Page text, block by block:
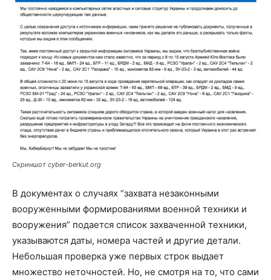
Скриншот cyber-berkut.org
В документах о случаях “захвата незаконными
вооруженными формированиями военной техники и
вооружения” подается список захваченной техники,
указываются даты, номера частей и другие детали.
Небольшая проверка уже первых строк выдает
множество неточностей. Но, не смотря на то, что сами